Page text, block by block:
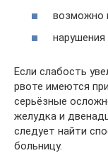
возможно
нарушения
Если слабость
рвоте имеются
серьёзные
желудка и
следует найти
больницу.